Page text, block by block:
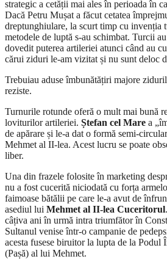
strategic a cetății mai ales în perioada în
Dacă Petru Mușat a făcut cetatea
dreptunghiulare, la scurt timp cu invenția
metodele de luptă s-au schimbat. Turcii
dovedit puterea artileriei atunci când au
cărui ziduri le-am vizitat și nu sunt deloc
Trebuiau aduse îmbunătățiri majore
reziste.
Turnurile rotunde oferă o mult mai bună
loviturilor artileriei. Ștefan cel Mare a
de apărare și le-a dat o formă semi-
Mehmet al II-lea. Acest lucru se poate
liber.
Una din frazele folosite în marketing
nu a fost cucerită niciodată cu forța
faimoase bătălii pe care le-a avut de
asediul lui Mehmet al II-lea Cuceritorul
câțiva ani în urmă intra triumfător în
Sultanul venise într-o campanie de
acesta fusese biruitor la lupta de la Podul
(Pașă) al lui Mehmet.